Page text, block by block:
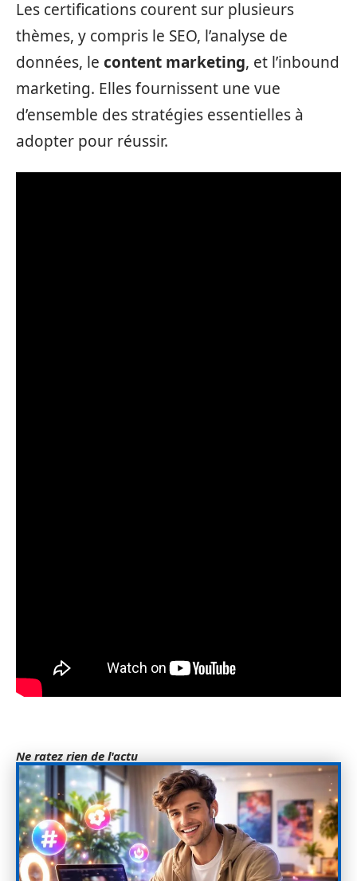
Les certifications courent sur plusieurs
thèmes, y compris le SEO, l’analyse de
données, le content marketing, et l’inbound
marketing. Elles fournissent une vue
d’ensemble des stratégies essentielles à
adopter pour réussir.
Ne ratez rien de l'actu